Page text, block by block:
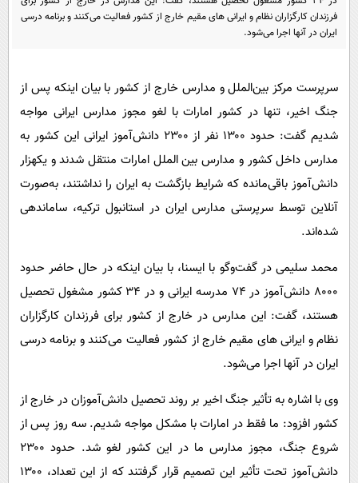
سرگرمی
حوادث
سلامت
فرهنگی
بین الملل
حیات وحش
پیامک
دانلود
فرزندان کارگزاران نظام و ایرانی های مقیم خارج از کشور فعالیت می‌کنند و برنامه درسی
ایران در آنها اجرا می‌شود.
سرپرست مرکز بین‌الملل و مدارس خارج از کشور با بیان اینکه پس از
جنگ اخیر، تنها در کشور امارات با لغو مجوز مدارس ایرانی مواجه
شدیم گفت: حدود ۱۳۰۰ نفر از ۲۳۰۰ دانش‌آموز ایرانی این کشور به
مدارس داخل کشور و مدارس بین الملل امارات منتقل شدند و یکهزار
دانش‌آموز باقی‌مانده که شرایط بازگشت به ایران را نداشتند، به‌صورت
آنلاین توسط سرپرستی مدارس ایران در استانبول ترکیه، ساماندهی
شده‌اند.
محمد سلیمی در گفت‌وگو با ایسنا، با بیان اینکه در حال حاضر حدود
۸۰۰۰ دانش‌آموز در ۷۴ مدرسه ایرانی و در ۳۴ کشور مشغول تحصیل
هستند، گفت: این مدارس در خارج از کشور برای فرزندان کارگزاران
نظام و ایرانی های مقیم خارج از کشور فعالیت می‌کنند و برنامه درسی
ایران در آنها اجرا می‌شود.
وی با اشاره به تأثیر جنگ اخیر بر روند تحصیل دانش‌آموزان در خارج از
کشور افزود: ما فقط در امارات با مشکل مواجه شدیم. سه روز پس از
شروع جنگ، مجوز مدارس ما در این کشور لغو شد. حدود ۲۳۰۰
دانش‌آموز تحت تأثیر این تصمیم قرار گرفتند که از این تعداد، ۱۳۰۰